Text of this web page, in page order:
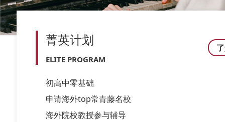
菁英计划
ELITE PROGRAM
初高中零基础
申请海外top常青藤名校
海外院校教授参与辅导